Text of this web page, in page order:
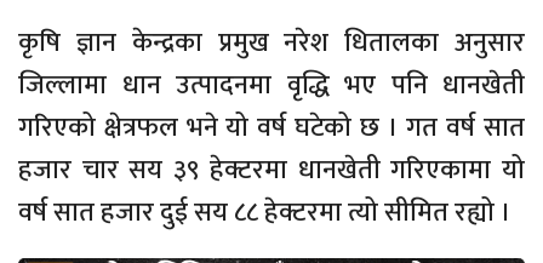
कृषि ज्ञान केन्द्रका प्रमुख नरेश धितालका अनुसार
जिल्लामा धान उत्पादनमा वृद्धि भए पनि धानखेती
गरिएको क्षेत्रफल भने यो वर्ष घटेको छ । गत वर्ष सात
हजार चार सय ३९ हेक्टरमा धानखेती गरिएकामा यो
वर्ष सात हजार दुई सय ८८ हेक्टरमा त्यो सीमित रह्यो ।